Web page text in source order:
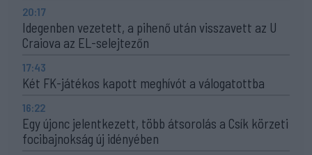
20:17
Idegenben vezetett, a pihenő után visszavett az U
Craiova az EL-selejtezőn
17:43
Két FK-játékos kapott meghívót a válogatottba
16:22
Egy újonc jelentkezett, több átsorolás a Csík körzeti
focibajnokság új idényében